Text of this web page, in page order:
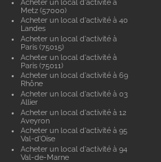
Acheter un local d'activité à
Metz (57000)
Acheter un local d'activité à 40
Landes
Acheter un local d'activité à
Paris (75015)
Acheter un local d'activité à
Paris (75011)
Acheter un local d'activité à 69
Rhône
Acheter un local d'activité à 03
Allier
Acheter un local d'activité à 12
Aveyron
Acheter un local d'activité à 95
Val-d'Oise
Acheter un local d'activité à 94
Val-de-Marne